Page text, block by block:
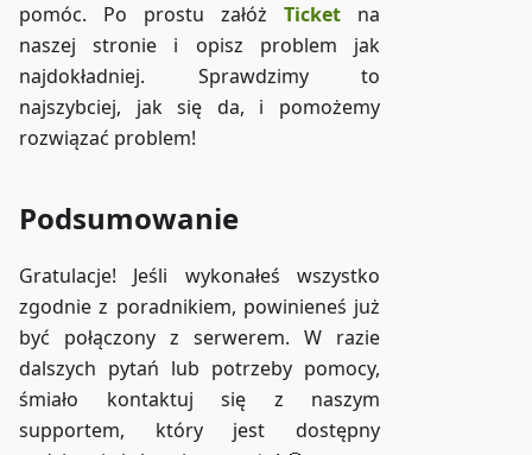
pomóc. Po prostu załóż Ticket na
naszej stronie i opisz problem jak
najdokładniej. Sprawdzimy to
najszybciej, jak się da, i pomożemy
rozwiązać problem!
Podsumowanie
Gratulacje! Jeśli wykonałeś wszystko
zgodnie z poradnikiem, powinieneś już
być połączony z serwerem. W razie
dalszych pytań lub potrzeby pomocy,
śmiało kontaktuj się z naszym
supportem, który jest dostępny